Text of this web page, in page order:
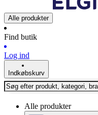
Alle produkter
Find butik
Log ind
Indkøbskurv
Alle produkter